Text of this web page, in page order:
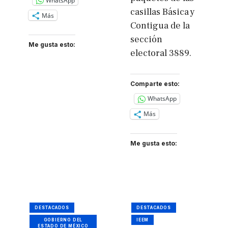
Más
Me gusta esto:
casillas Básica y
Contigua de la
sección
electoral 3889.
Comparte esto:
WhatsApp
Más
Me gusta esto:
DESTACADOS
GOBIERNO DEL
ESTADO DE MÉXICO
DESTACADOS
IEEM